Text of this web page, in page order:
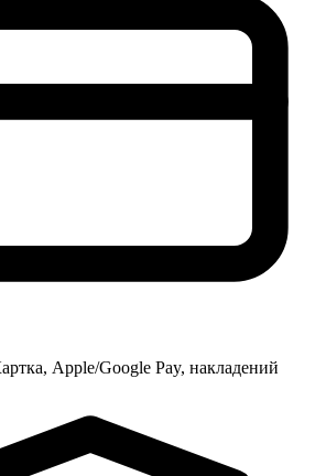
Apple/Google Pay, накладений